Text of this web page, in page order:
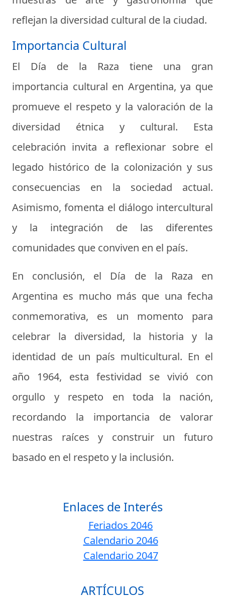
reflejan la diversidad cultural de la ciudad.
Importancia Cultural
El Día de la Raza tiene una gran
importancia cultural en Argentina, ya que
promueve el respeto y la valoración de la
diversidad étnica y cultural. Esta
celebración invita a reflexionar sobre el
legado histórico de la colonización y sus
consecuencias en la sociedad actual.
Asimismo, fomenta el diálogo intercultural
y la integración de las diferentes
comunidades que conviven en el país.
En conclusión, el Día de la Raza en
Argentina es mucho más que una fecha
conmemorativa, es un momento para
celebrar la diversidad, la historia y la
identidad de un país multicultural. En el
año 1964, esta festividad se vivió con
orgullo y respeto en toda la nación,
recordando la importancia de valorar
nuestras raíces y construir un futuro
basado en el respeto y la inclusión.
Enlaces de Interés
Feriados 2046
Calendario 2046
Calendario 2047
ARTÍCULOS